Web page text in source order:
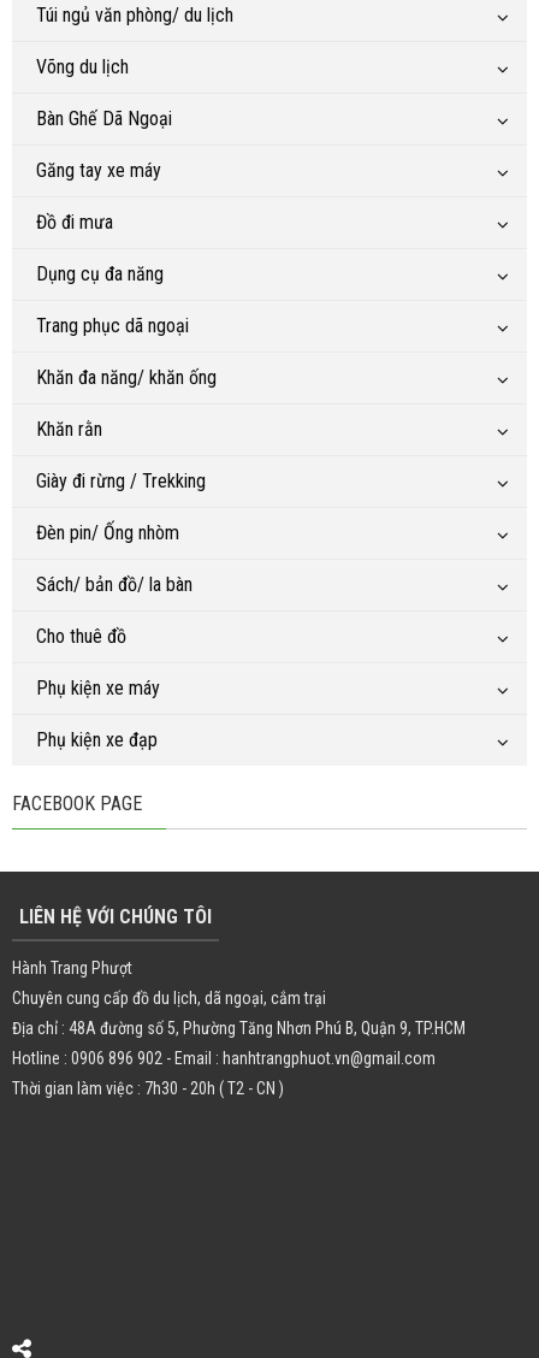
Túi ngủ văn phòng/ du lịch
Võng du lịch
Bàn Ghế Dã Ngoại
Găng tay xe máy
Đồ đi mưa
Dụng cụ đa năng
Trang phục dã ngoại
Khăn đa năng/ khăn ống
Khăn rằn
Giày đi rừng / Trekking
Đèn pin/ Ống nhòm
Sách/ bản đồ/ la bàn
Cho thuê đồ
Phụ kiện xe máy
Phụ kiện xe đạp
FACEBOOK PAGE
LIÊN HỆ VỚI CHÚNG TÔI
Hành Trang Phượt
Chuyên cung cấp đồ du lịch, dã ngoại, cắm trại
Địa chỉ : 48A đường số 5, Phường Tăng Nhơn Phú B, Quận 9, TP.HCM
Hotline : 0906 896 902 - Email : hanhtrangphuot.vn@gmail.com
Thời gian làm việc : 7h30 - 20h ( T2 - CN )